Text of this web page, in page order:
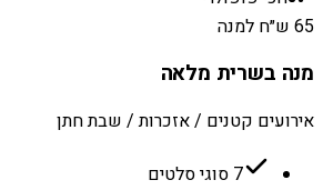
65 ש״ח למנה
מנה בשרית מלאה
אירועים קטנים / אזכרות / שבת חתן
7 סוגי סלטים